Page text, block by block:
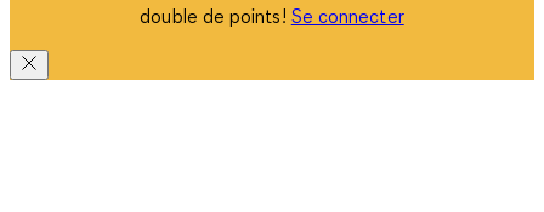
double de points! Se connecter